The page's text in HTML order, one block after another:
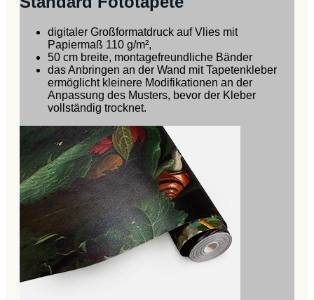
digitaler Großformatdruck auf Vlies mit
Papiermaß 110 g/m²,
50 cm breite, montagefreundliche Bänder
das Anbringen an der Wand mit Tapetenkleber
ermöglicht kleinere Modifikationen an der
Anpassung des Musters, bevor der Kleber
vollständig trocknet.